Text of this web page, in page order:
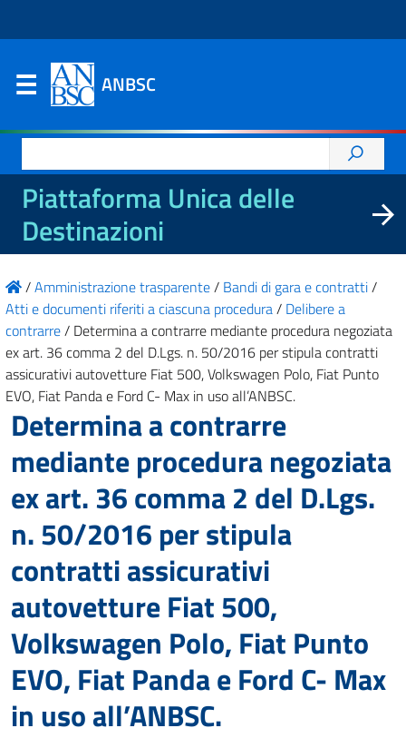
ANBSC
per:
Piattaforma Unica delle
Destinazioni
/Amministrazione trasparente/ Bandi di gara e contratti/
Atti e documenti riferiti a ciascuna procedura/ Delibere a
contrarre/ Determina a contrarre mediante procedura negoziata
ex art. 36 comma 2 del D.Lgs. n. 50/2016 per stipula contratti
assicurativi autovetture Fiat 500, Volkswagen Polo, Fiat Punto
EVO, Fiat Panda e Ford C- Max in uso all’ANBSC.
Determina a contrarre
mediante procedura negoziata
ex art. 36 comma 2 del D.Lgs.
n. 50/2016 per stipula
contratti assicurativi
autovetture Fiat 500,
Volkswagen Polo, Fiat Punto
EVO, Fiat Panda e Ford C- Max
in uso all’ANBSC.